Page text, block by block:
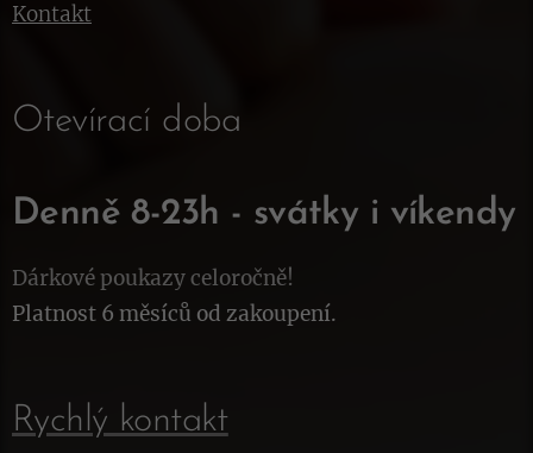
Kontakt
Otevírací doba
Denně 8-23h - svátky i víkendy
Dárkové poukazy celoročně!
Platnost 6 měsíců od zakoupení.
Rychlý kontakt